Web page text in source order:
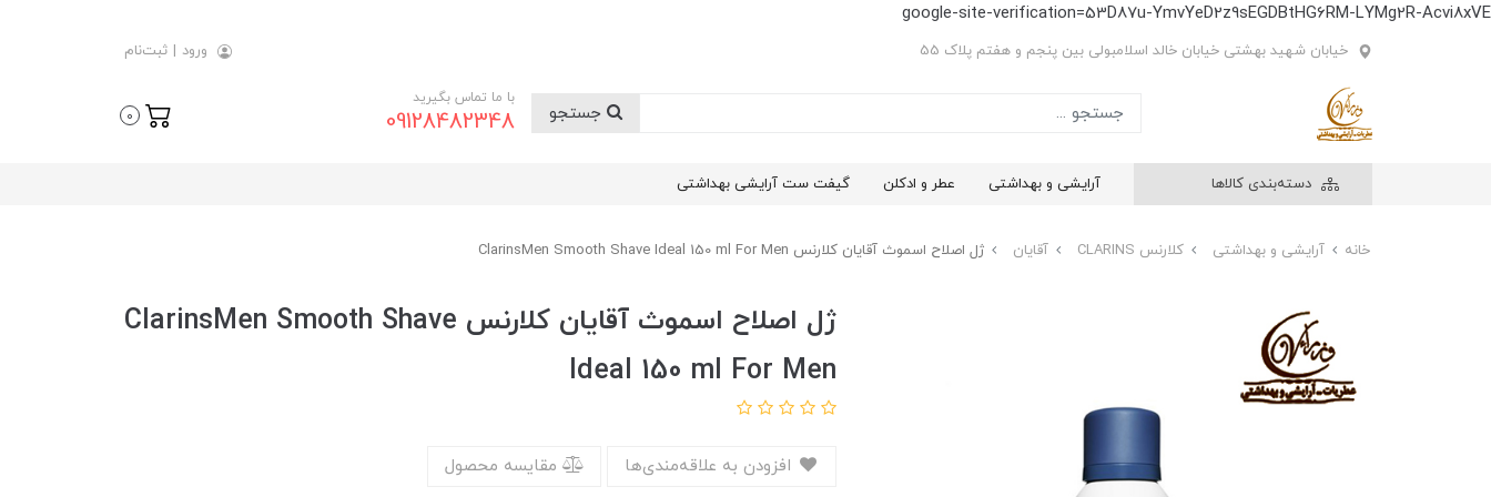
google-site-verification=53D87u-YmvYeD2z9sEGDBtHG6RM-LYMg2R-Acvi8xVE
خیابان شهید بهشتی خیابان خالد اسلامبولی بین پنجم و هفتم پلاک 55 ورود | ثبت‌نام
با ما تماس بگیرید
09128482348
0
دسته‌بندی کالاها آرایشی و بهداشتی عطر و ادکلن گیفت ست آرایشی بهداشتی
خانه آرایشی و بهداشتی کلارنس CLARINS آقایان ژل اصلاح اسموث آقایان کلارنس ClarinsMen Smooth Shave Ideal 150 ml For Men
ژل اصلاح اسموث آقایان کلارنس ClarinsMen Smooth Shave
Ideal 150 ml For Men
مقایسه محصول